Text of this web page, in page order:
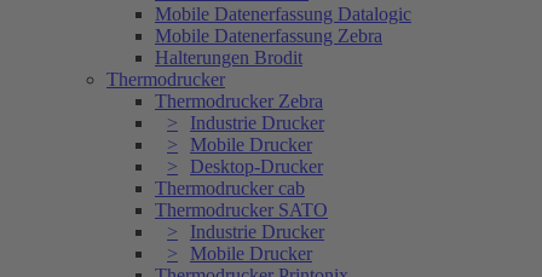
Mobile Datenerfassung Datalogic
Mobile Datenerfassung Zebra
Halterungen Brodit
Thermodrucker
Thermodrucker Zebra
Industrie Drucker
Mobile Drucker
Desktop-Drucker
Thermodrucker cab
Thermodrucker SATO
Industrie Drucker
Mobile Drucker